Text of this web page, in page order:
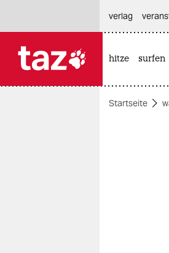
themen
verlag
hitze surfen
Startseite